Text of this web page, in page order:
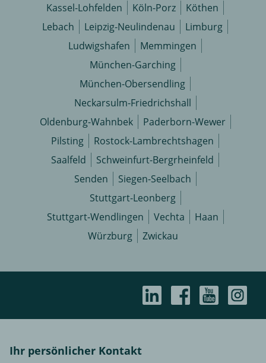
Kassel-Lohfelden
Köln-Porz
Köthen
Lebach
Leipzig-Neulindenau
Limburg
Ludwigshafen
Memmingen
München-Garching
München-Obersendling
Neckarsulm-Friedrichshall
Oldenburg-Wahnbek
Paderborn-Wewer
Pilsting
Rostock-Lambrechtshagen
Saalfeld
Schweinfurt-Bergrheinfeld
Senden
Siegen-Seelbach
Stuttgart-Leonberg
Stuttgart-Wendlingen
Vechta
Haan
Würzburg
Zwickau
Ihr persönlicher Kontakt